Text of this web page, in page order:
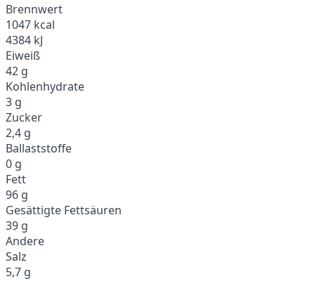
Brennwert
1047 kcal
4384 kJ
Eiweiß
42 g
Kohlenhydrate
3 g
Zucker
2,4 g
Ballaststoffe
0 g
Fett
96 g
Gesättigte Fettsäuren
39 g
Andere
Salz
5,7 g